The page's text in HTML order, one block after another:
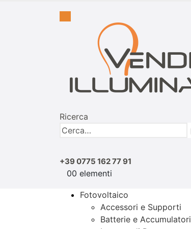
Ricerca
+39 0775 162 77 91
00 elementi
Fotovoltaico
Accessori e Supporti
Batterie e Accumulatori